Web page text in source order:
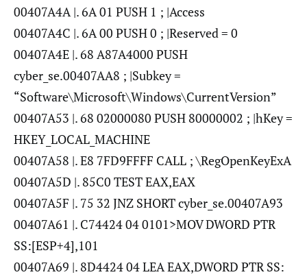
00407A4A |. 6A 01 PUSH 1 ; |Access
00407A4C |. 6A 00 PUSH 0 ; |Reserved = 0
00407A4E |. 68 A87A4000 PUSH
cyber_se.00407AA8 ; |Subkey =
“Software\Microsoft\Windows\CurrentVersion”
00407A53 |. 68 02000080 PUSH 80000002 ; |hKey =
HKEY_LOCAL_MACHINE
00407A58 |. E8 7FD9FFFF CALL ; \RegOpenKeyExA
00407A5D |. 85C0 TEST EAX,EAX
00407A5F |. 75 32 JNZ SHORT cyber_se.00407A93
00407A61 |. C74424 04 0101>MOV DWORD PTR
SS:[ESP+4],101
00407A69 |. 8D4424 04 LEA EAX,DWORD PTR SS: